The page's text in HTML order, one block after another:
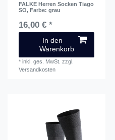
FALKE Herren Socken Tiago
SO, Farbe: grau
16,00 € *
In den
Warenkorb
*inkl. ges. MwSt. zzgl.
Versandkosten